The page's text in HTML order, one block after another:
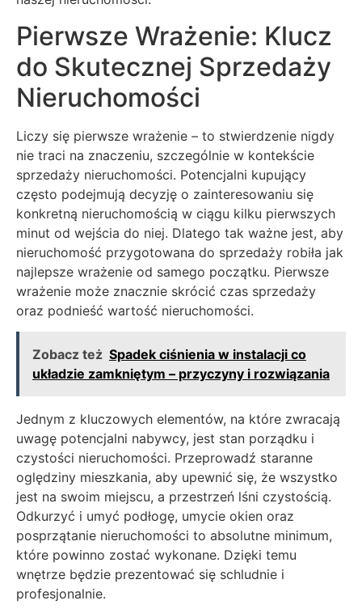
Pierwsze Wrażenie: Klucz
do Skutecznej Sprzedaży
Nieruchomości
Liczy się pierwsze wrażenie – to stwierdzenie nigdy
nie traci na znaczeniu, szczególnie w kontekście
sprzedaży nieruchomości. Potencjalni kupujący
często podejmują decyzję o zainteresowaniu się
konkretną nieruchomością w ciągu kilku pierwszych
minut od wejścia do niej. Dlatego tak ważne jest, aby
nieruchomość przygotowana do sprzedaży robiła jak
najlepsze wrażenie od samego początku. Pierwsze
wrażenie może znacznie skrócić czas sprzedaży
oraz podnieść wartość nieruchomości.
Zobacz też Spadek ciśnienia w instalacji co
układzie zamkniętym – przyczyny i rozwiązania
Jednym z kluczowych elementów, na które zwracają
uwagę potencjalni nabywcy, jest stan porządku i
czystości nieruchomości. Przeprowadź staranne
oględziny mieszkania, aby upewnić się, że wszystko
jest na swoim miejscu, a przestrzeń lśni czystością.
Odkurzyć i umyć podłogę, umycie okien oraz
posprzątanie nieruchomości to absolutne minimum,
które powinno zostać wykonane. Dzięki temu
wnętrze będzie prezentować się schludnie i
profesjonalnie.